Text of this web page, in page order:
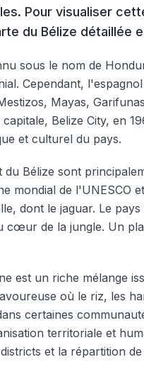
Pour visualiser
du Bélize détaillée
sous le nom de
Cependant,
Mayas,
Belize City, en
et culturel du pays.
du Bélize sont
mondial de l'UNESCO
dont le jaguar. Le
cœur de la jungle. Un
est un riche mélange
où le riz, les
certaines
territoriale et
et la répartition